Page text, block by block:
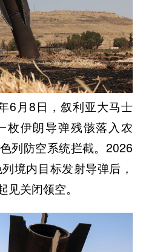
6月8日，叙利亚大马士
枚伊朗导弹残骸落入农
列防空系统拦截。2026
境内目标发射导弹后，
关闭领空。